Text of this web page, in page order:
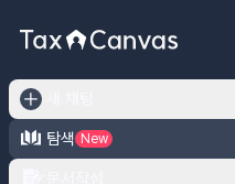
탐색
New